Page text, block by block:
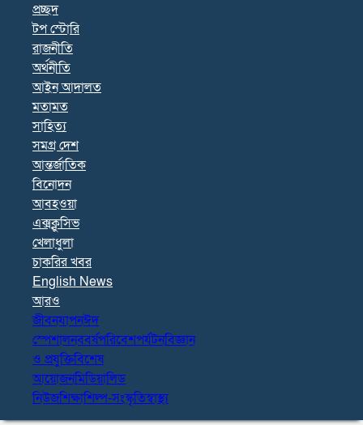
প্রচ্ছদ
টপ স্টোরি
রাজনীতি
অর্থনীতি
আইন আদালত
মতামত
সাহিত্য
সমগ্র দেশ
আন্তর্জাতিক
বিনোদন
আবহওয়া
এক্সক্লুসিভ
খেলাধুলা
চাকরির খবর
English News
আরও
জীবনযাপনঈদ
স্পেশালনববর্ষপরিবেশপর্যটনবিজ্ঞান
ও প্রযুক্তিবিশেষ
আয়োজনমিডিয়ালিড
নিউজশিক্ষাশিল্প-সংস্কৃতিস্বাস্থ্য